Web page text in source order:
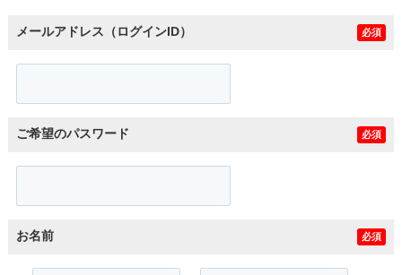
メールアドレス（ログインID） 必須
ご希望のパスワード 必須
お名前 必須